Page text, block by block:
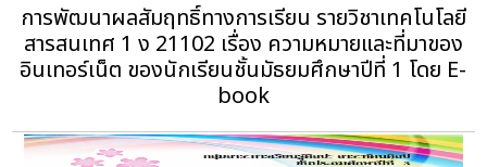
การพัฒนาผลสัมฤทธิ์ทางการเรียน รายวิชาเทคโนโลยี
สารสนเทศ 1 ง 21102 เรื่อง ความหมายและที่มาของ
อินเทอร์เน็ต ของนักเรียนชั้นมัธยมศึกษาปีที่ 1 โดย E-
book